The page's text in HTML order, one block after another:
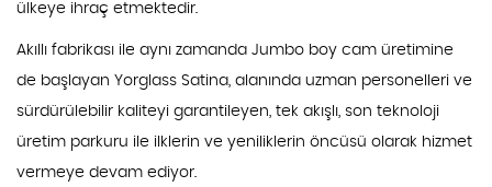
ülkeye ihraç etmektedir.
Akıllı fabrikası ile aynı zamanda Jumbo boy cam üretimine
de başlayan Yorglass Satina, alanında uzman personelleri ve
sürdürülebilir kaliteyi garantileyen, tek akışlı, son teknoloji
üretim parkuru ile ilklerin ve yeniliklerin öncüsü olarak hizmet
vermeye devam ediyor.